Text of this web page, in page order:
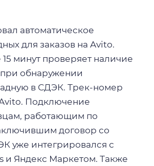
автоматическое
для заказов на Avito.
минут проверяет наличие
при обнаружении
в СДЭК. Трек-номер
Подключение
работающим по
договор со
уже интегрировался с
и Яндекс Маркетом. Также